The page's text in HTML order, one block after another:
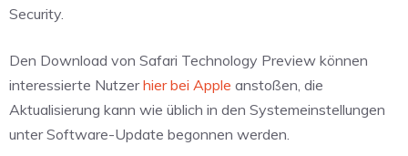
Security.
Den Download von Safari Technology Preview können
interessierte Nutzerhier bei Apple anstoßen, die
Aktualisierung kann wie üblich in den Systemeinstellungen
unter Software-Update begonnen werden.